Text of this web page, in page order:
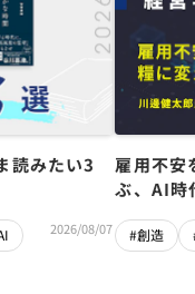
みたい3
2026/08/07
雇用不
ぶ、AI時
#創造